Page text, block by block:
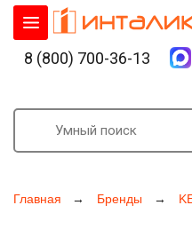
Главная Бренды
8 (800) 700-36-13